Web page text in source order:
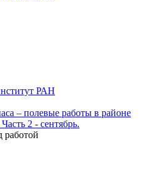
РАН
– полевые работы в районе
2 - сентябрь.
работой